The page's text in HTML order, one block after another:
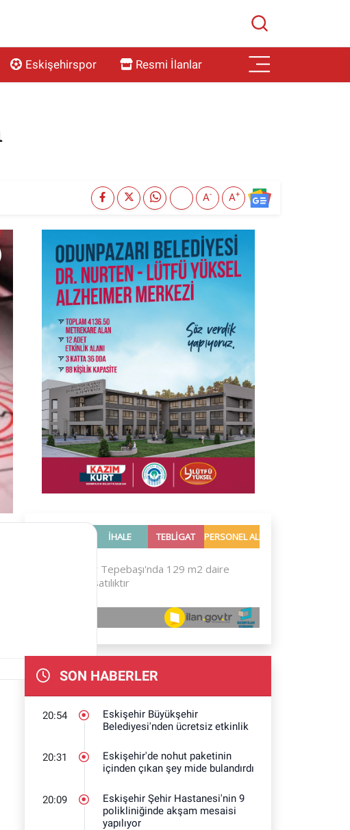
Eskişehirspor Resmi İlanlar
A- A+
SON HABERLER
20:54
Eskişehir Büyükşehir
Belediyesi'nden ücretsiz etkinlik
20:31
Eskişehir'de nohut paketinin
içinden çıkan şey mide bulandırdı
20:09
Eskişehir Şehir Hastanesi'nin 9
polikliniğinde akşam mesaisi
yapılıyor